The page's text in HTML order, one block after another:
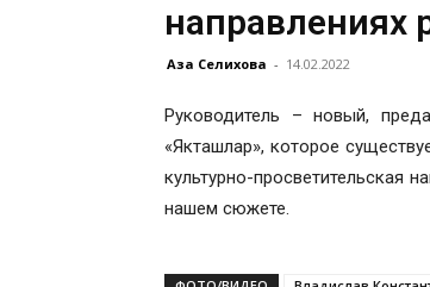
направлениях
Аза Селихова - 14.02.2022
Руководитель – новый,
«Якташлар», которое
культурно-просветительская
нашем сюжете.